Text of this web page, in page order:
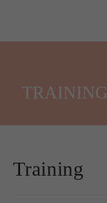
TRAINING
Training